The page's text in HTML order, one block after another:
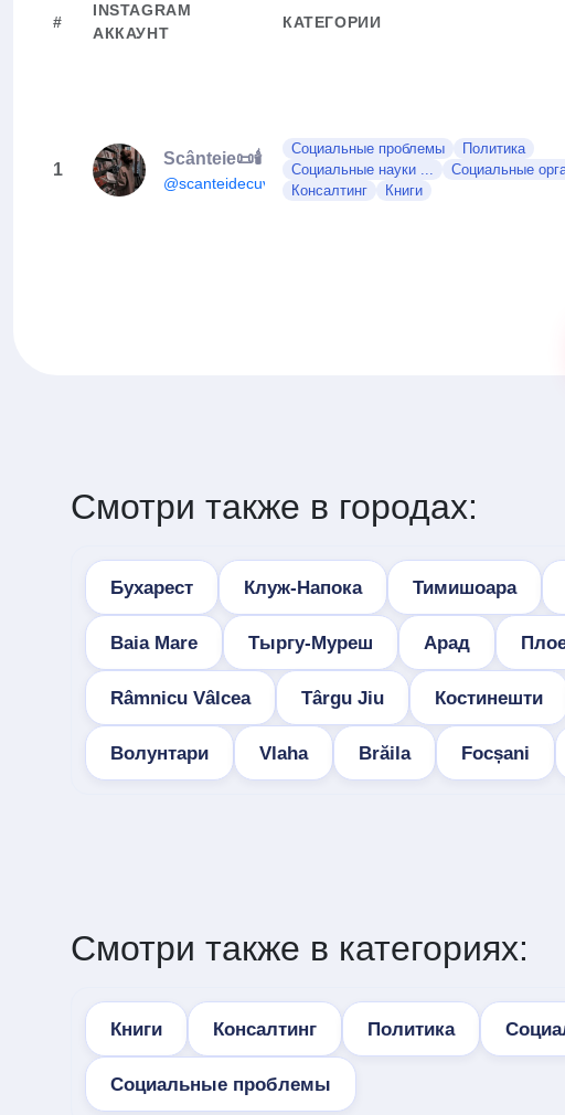
#
INSTAGRAM
АККАУНТ
КАТЕГОРИИ
1
Scânteie📜🕯
@scanteidecuvinte
Социальные проблемы
Политика
Социальные науки ...
Социальные
Консалтинг
Книги
Смотри также в городах:
Бухарест Клуж-Напока Тимишоара
Baia Mare Тыргу-Муреш Арад
Râmnicu Vâlcea Târgu Jiu Костинешти
Волунтари Vlaha Brăila Focșani
Смотри также в категориях:
Книги Консалтинг Политика
Социальные проблемы